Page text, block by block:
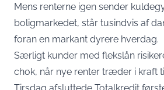
Mens renterne igen sender
boligmarkedet, står tusindvis af
foran en markant dyrere hverdag.
Særligt kunder med flekslån
chok, når nye renter træder i kraft